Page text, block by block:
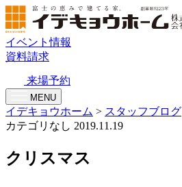
イベント情報
資料請求
来場予約
MENU
イデキョウホーム > スタッフブログ
カテゴリなし 2019.11.19
クリスマス